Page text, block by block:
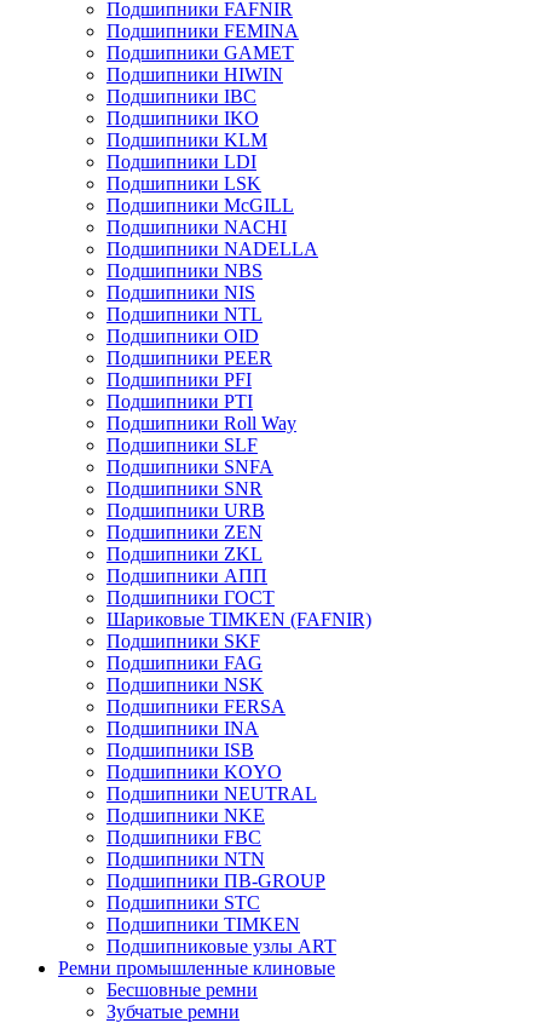
Подшипники FAFNIR
Подшипники FEMINA
Подшипники GAMET
Подшипники HIWIN
Подшипники IBC
Подшипники IKO
Подшипники KLM
Подшипники LDI
Подшипники LSK
Подшипники McGILL
Подшипники NACHI
Подшипники NADELLA
Подшипники NBS
Подшипники NIS
Подшипники NTL
Подшипники OID
Подшипники PEER
Подшипники PFI
Подшипники PTI
Подшипники Roll Way
Подшипники SLF
Подшипники SNFA
Подшипники SNR
Подшипники URB
Подшипники ZEN
Подшипники ZKL
Подшипники АПП
Подшипники ГОСТ
Шариковые ТІMKEN (FAFNIR)
Подшипники SKF
Подшипники FAG
Подшипники NSK
Подшипники FERSA
Подшипники INA
Подшипники ISB
Подшипники KOYO
Подшипники NEUTRAL
Подшипники NKE
Подшипники FBC
Подшипники NTN
Подшипники ПВ-GROUP
Подшипники STC
Подшипники TIMKEN
Подшипниковые узлы ART
Ремни промышленные клиновые
Бесшовные ремни
Зубчатые ремни